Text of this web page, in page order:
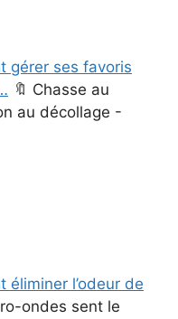
gérer ses favoris
🔖 Chasse au
au décollage -
éliminer l’odeur de
ondes sent le